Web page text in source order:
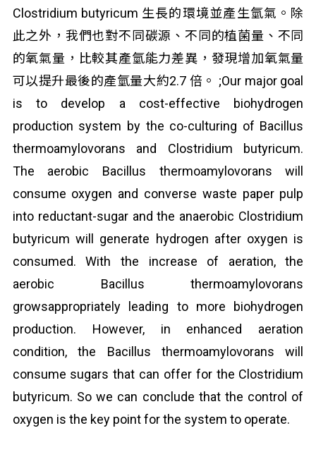
Clostridium butyricum 生長的環境並產生氫氣。除
此之外，我們也對不同碳源、不同的植菌量、不同
的氧氣量，比較其產氫能力差異，發現增加氧氣量
可以提升最後的產氫量大約2.7 倍。 ;Our major goal
is to develop a cost-effective biohydrogen
production system by the co-culturing of Bacillus
thermoamylovorans and Clostridium butyricum.
The aerobic Bacillus thermoamylovorans will
consume oxygen and converse waste paper pulp
into reductant-sugar and the anaerobic Clostridium
butyricum will generate hydrogen after oxygen is
consumed. With the increase of aeration, the
aerobic Bacillus thermoamylovorans
growsappropriately leading to more biohydrogen
production. However, in enhanced aeration
condition, the Bacillus thermoamylovorans will
consume sugars that can offer for the Clostridium
butyricum. So we can conclude that the control of
oxygen is the key point for the system to operate.